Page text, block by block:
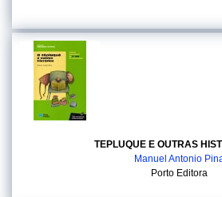
TEPLUQUE E OUTRAS
Manuel Antonio
Porto Editora